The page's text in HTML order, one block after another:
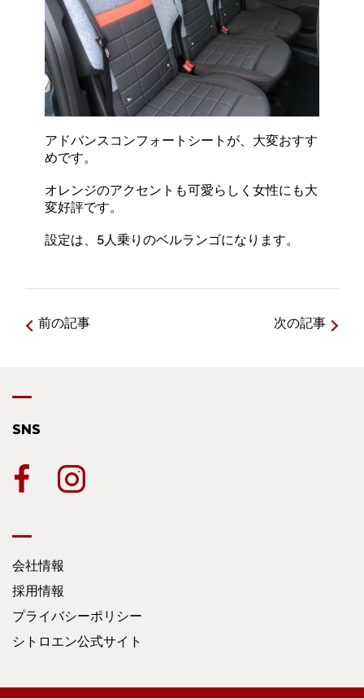
アドバンスコンフォートシートが、大変おすす
めです。
オレンジのアクセントも可愛らしく女性にも大
変好評です。
設定は、5人乗りのベルランゴになります。
前の記事 次の記事
SNS
会社情報
採用情報
プライバシーポリシー
シトロエン公式サイト